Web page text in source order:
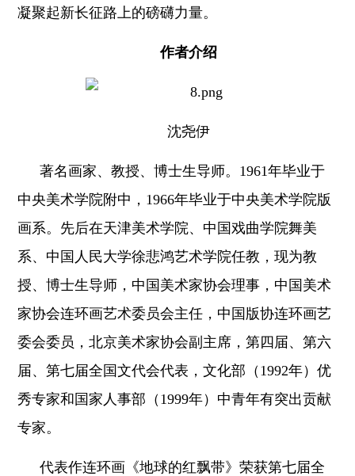
凝聚起新长征路上的磅礴力量。
作者介绍
沈尧伊
著名画家、教授、博士生导师。1961年毕业于
中央美术学院附中，1966年毕业于中央美术学院版
画系。先后在天津美术学院、中国戏曲学院舞美
系、中国人民大学徐悲鸿艺术学院任教，现为教
授、博士生导师，中国美术家协会理事，中国美术
家协会连环画艺术委员会主任，中国版协连环画艺
委会委员，北京美术家协会副主席，第四届、第六
届、第七届全国文代会代表，文化部（1992年）优
秀专家和国家人事部（1999年）中青年有突出贡献
专家。
代表作连环画《地球的红飘带》荣获第七届全